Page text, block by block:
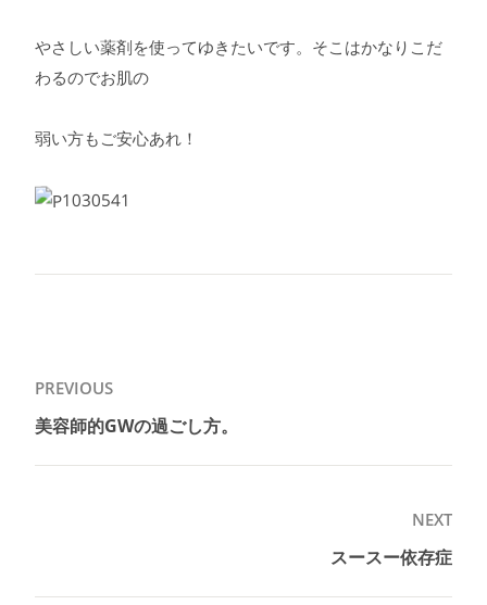
やさしい薬剤を使ってゆきたいです。そこはかなりこだ
わるのでお肌の
弱い方もご安心あれ！
投
稿
PREVIOUS
Previous
美容師的GWの過ごし方。
NEXT
post:
スースー依存症